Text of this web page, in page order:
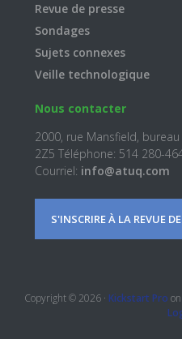
Revue de presse
Sondages
Sujets connexes
Veille technologique
Nous contacter
2000, rue Mansfield,
2Z5 Téléphone: 514 280-
Courriel: info@atuq.com
S'INSCRIRE À LA REVUE
Copyright © 2026 · Kickstart Pro on